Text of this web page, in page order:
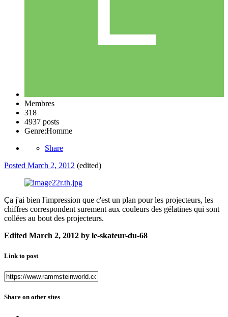
Membres
318
4937 posts
Genre:Homme
Share
Posted March 2, 2012 (edited)
Ça j'ai bien l'impression que c'est un plan pour les projecteurs, les
chiffres correspondent surement aux couleurs des gélatines qui sont
collées au bout des projecteurs.
Edited March 2, 2012 by le-skateur-du-68
Link to post
Share on other sites